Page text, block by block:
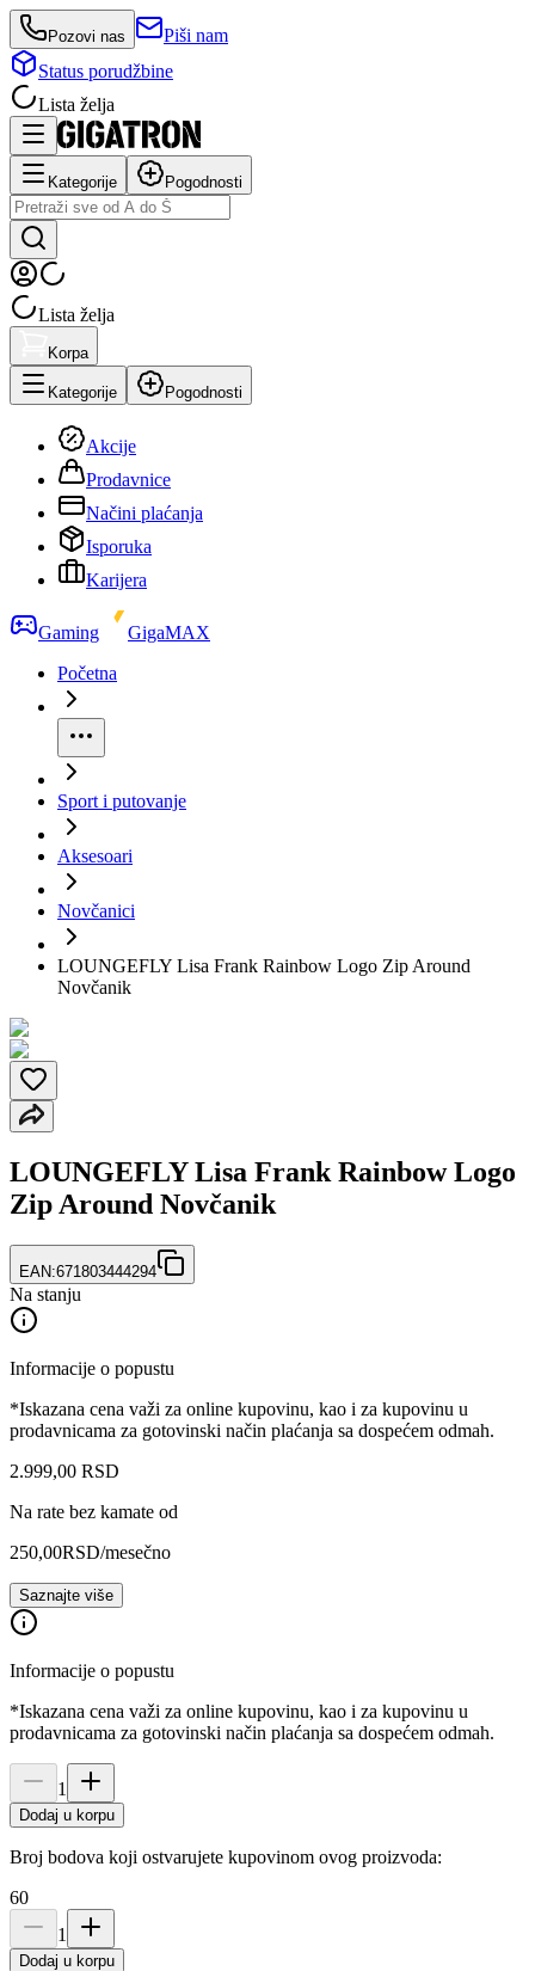
Pozovi nas
Piši nam
Status porudžbine
Lista želja
Kategorije Pogodnosti
Lista želja
Korpa
Kategorije Pogodnosti
Akcije
Prodavnice
Načini plaćanja
Isporuka
Karijera
Gaming
GigaMAX
Početna
Sport i putovanje
Aksesoari
Novčanici
LOUNGEFLY Lisa Frank Rainbow Logo Zip Around
Novčanik
LOUNGEFLY Lisa Frank Rainbow Logo
Zip Around Novčanik
EAN:671803444294
Na stanju
Informacije o popustu
*Iskazana cena važi za online kupovinu, kao i za kupovinu u
prodavnicama za gotovinski način plaćanja sa dospećem odmah.
2.999,00 RSD
Na rate bez kamate od
250,00RSD/mesečno
Saznajte više
Informacije o popustu
*Iskazana cena važi za online kupovinu, kao i za kupovinu u
prodavnicama za gotovinski način plaćanja sa dospećem odmah.
1
Dodaj u korpu
Broj bodova koji ostvarujete kupovinom ovog proizvoda:
60
1
Dodaj u korpu